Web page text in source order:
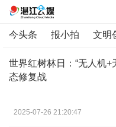
今头条 报小拍 文明
世界红树林日：“无人机+
态修复战
2025-07-26 21:20:47